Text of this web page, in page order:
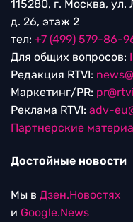
115280, г. Москва,
д. 26, этаж 2
тел: +7 (499) 579-86-
Для общих вопросов:
Редакция RTVI:
Маркетинг/PR:
Реклама RTVI: adv-
Партнерские
Достойные новости
Мы в Дзен.Новостях
и Google.News